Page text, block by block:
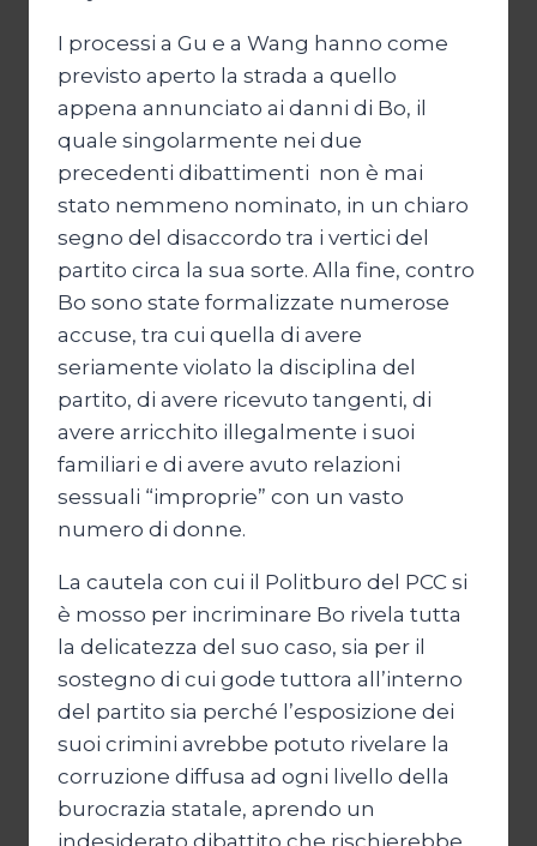
I processi a Gu e a Wang hanno come
previsto aperto la strada a quello
appena annunciato ai danni di Bo, il
quale singolarmente nei due
precedenti dibattimenti non è mai
stato nemmeno nominato, in un chiaro
segno del disaccordo tra i vertici del
partito circa la sua sorte. Alla fine, contro
Bo sono state formalizzate numerose
accuse, tra cui quella di avere
seriamente violato la disciplina del
partito, di avere ricevuto tangenti, di
avere arricchito illegalmente i suoi
familiari e di avere avuto relazioni
sessuali “improprie” con un vasto
numero di donne.
La cautela con cui il Politburo del PCC si
è mosso per incriminare Bo rivela tutta
la delicatezza del suo caso, sia per il
sostegno di cui gode tuttora all’interno
del partito sia perché l’esposizione dei
suoi crimini avrebbe potuto rivelare la
corruzione diffusa ad ogni livello della
burocrazia statale, aprendo un
indesiderato dibattito che rischierebbe